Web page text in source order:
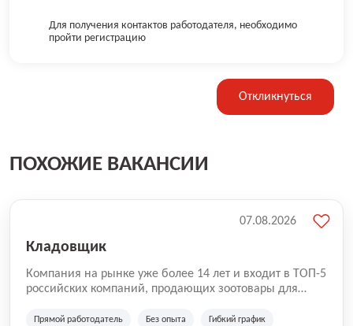
Для получения контактов работодателя, необходимо
пройти регистрацию
Откликнуться
ПОХОЖИЕ ВАКАНСИИ
Кладовщик
Компания на рынке уже более 14 лет и входит в ТОП-5
российских компаний, продающих зоотовары для
компания владеет 5 розничными магазинами, а также
Прямой работодатель Без опыта Гибкий график
07.08.2026